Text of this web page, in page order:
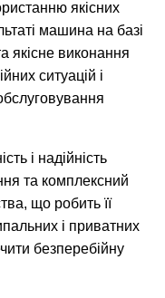
якісних
машина на базі
якісне виконання
ситуацій і
і надійність
та комплексний
що робить її
і приватних
безперебійну